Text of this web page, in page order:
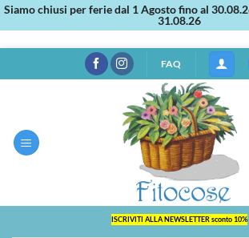
Siamo chiusi per ferie dal 1 Agosto fino al
31.08.26
ai
FAQ
ISCRIVITI ALLA NEWSLETTER sconto 10%